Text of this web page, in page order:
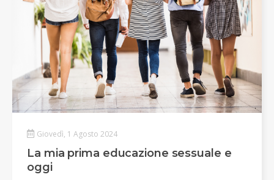
Giovedì, 1 Agosto 2024
La mia prima educazione sessuale e
oggi